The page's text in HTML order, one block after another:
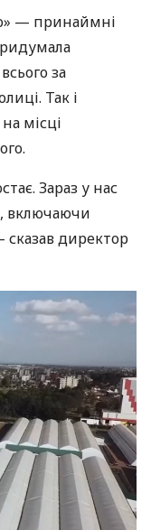
— принаймні
за
Так і
місці
Зараз у нас
включаючи
директор